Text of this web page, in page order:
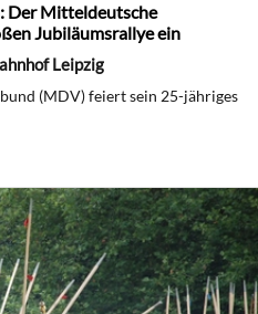
Der Mitteldeutsche
Jubiläumsrallye ein
Leipzig
(MDV) feiert sein 25-jähriges